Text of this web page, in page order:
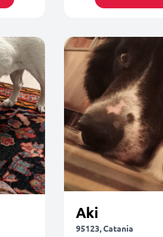
Aki
95123, Catania